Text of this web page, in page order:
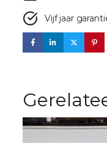
Vijf jaar